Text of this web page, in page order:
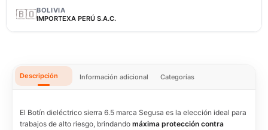
🇧🇴BOLIVIA
IMPORTEXA PERÚ S.A.C.
Descripción Información adicional Categorías
El Botín dieléctrico sierra 6.5 marca Segusa es la elección ideal para
trabajos de alto riesgo, brindando máxima protección contra